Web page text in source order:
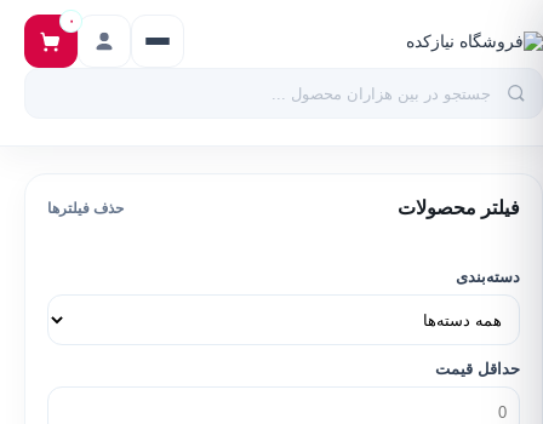
۰
فیلتر محصولات حذف فیلترها
دسته‌بندی
حداقل قیمت